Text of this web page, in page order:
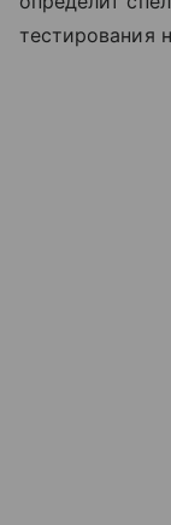
тестирования